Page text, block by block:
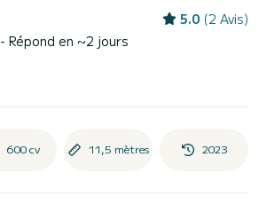
5.0 (2 Avis)
- Répond en ~2 jours
600 cv 11,5 mètres 2023